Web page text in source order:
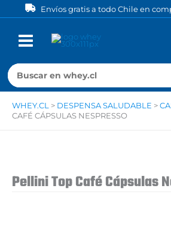
al
contenido
Envíos gratis a todo Chile en
WHEY.CL > DESPENSA SALUDABLE >
CAFÉ CÁPSULAS NESPRESSO
Pellini Top Café Cápsulas